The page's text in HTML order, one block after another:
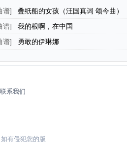
谱]
叠纸船的女孩（汪国真词 颂今曲）
谱]
我的根啊，在中国
谱] 勇敢的伊琳娜
联系我们
有侵犯您的版